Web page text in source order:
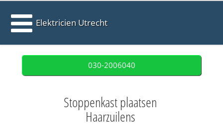
Elektricien Utrecht
030-2006040
Stoppenkast plaatsen
Haarzuilens